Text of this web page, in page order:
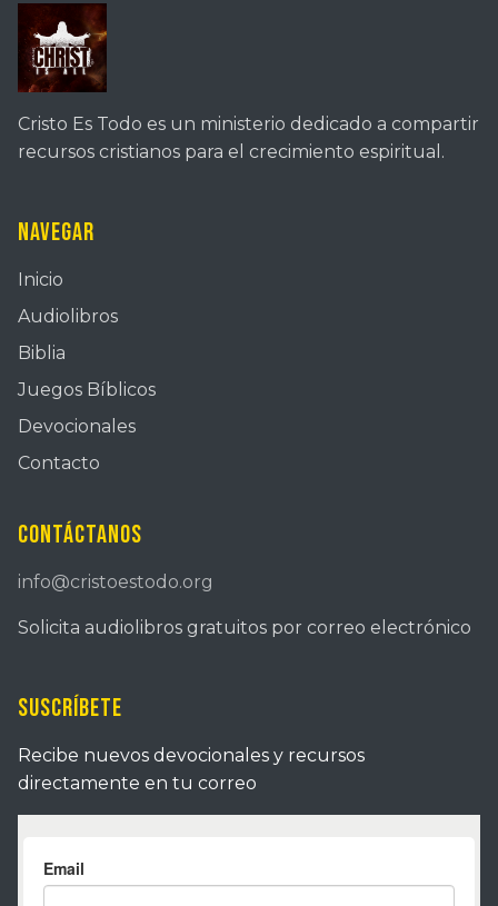
Cristo Es Todo es un ministerio dedicado a compartir
recursos cristianos para el crecimiento espiritual.
Navegar
Inicio
Audiolibros
Biblia
Juegos Bíblicos
Devocionales
Contacto
Contáctanos
info@cristoestodo.org
Solicita audiolibros gratuitos por correo electrónico
Suscríbete
Recibe nuevos devocionales y recursos
directamente en tu correo